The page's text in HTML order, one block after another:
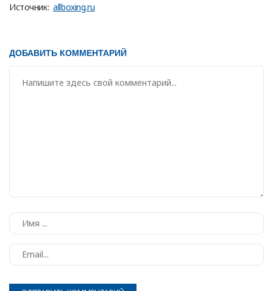
Источник: allboxing.ru
ДОБАВИТЬ КОММЕНТАРИЙ